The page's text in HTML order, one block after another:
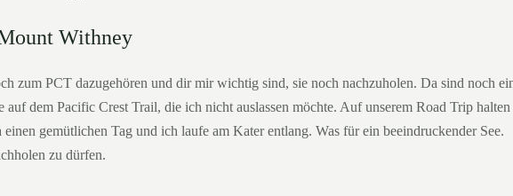
Withney
zum PCT dazugehören und dir mir wichtig sind, sie noch nachzuholen. Da sind noch
dem Pacific Crest Trail, die ich nicht auslassen möchte. Auf unserem Road Trip halten
gemütlichen Tag und ich laufe am Kater entlang. Was für ein beeindruckender See.
zu dürfen.